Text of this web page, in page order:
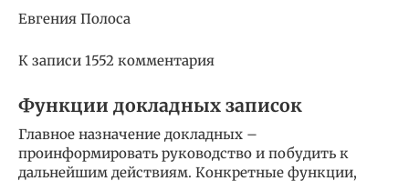
Евгения Полоса
К записи 1552 комментария
Функции докладных записок
Главное назначение докладных –
проинформировать руководство и побудить к
дальнейшим действиям. Конкретные функции,